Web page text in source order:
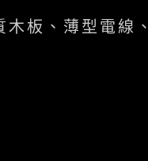
板、薄型電線